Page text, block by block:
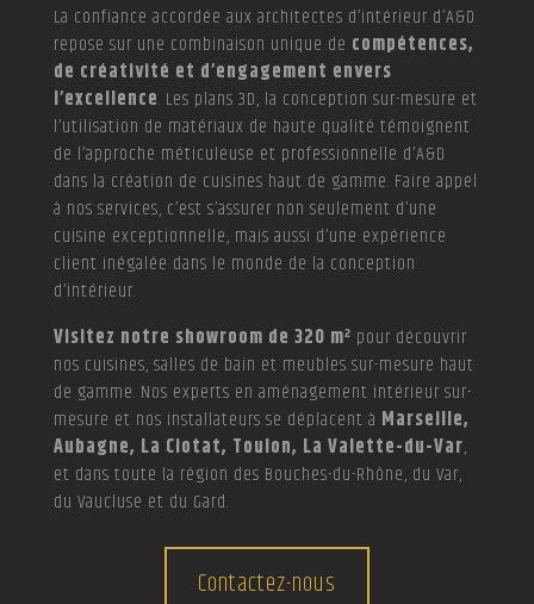
La confiance accordée aux architectes d’intérieur d’A&D
repose sur une combinaison unique de compétences,
de créativité et d’engagement envers
l’excellence. Les plans 3D, la conception sur-mesure et
l’utilisation de matériaux de haute qualité témoignent
de l’approche méticuleuse et professionnelle d’A&D
dans la création de cuisines haut de gamme. Faire appel
à nos services, c’est s’assurer non seulement d’une
cuisine exceptionnelle, mais aussi d’une expérience
client inégalée dans le monde de la conception
d’intérieur.
Visitez notre showroom de 320 m² pour découvrir
nos cuisines, salles de bain et meubles sur-mesure haut
de gamme. Nos experts en aménagement intérieur sur-
mesure et nos installateurs se déplacent à Marseille,
Aubagne, La Ciotat, Toulon, La Valette-du-Var,
et dans toute la région des Bouches-du-Rhône, du Var,
du Vaucluse et du Gard.
Contactez-nous